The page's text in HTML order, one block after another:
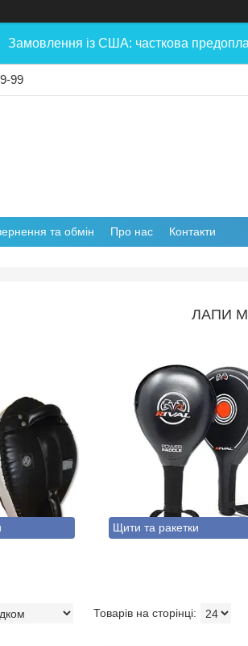
Замовлення із США: часткова
99
та обмін Про нас Контакти
ЛАПИ
Щити та ракетки